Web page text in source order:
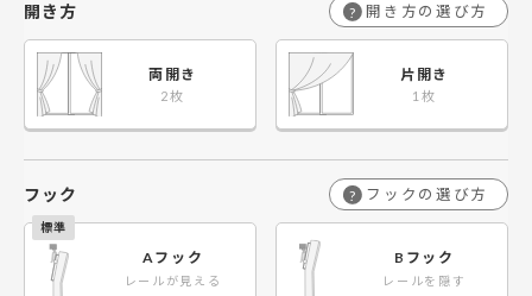
開き方 ? 開き方の選び方
両開き 片開き
フック ? フックの選び方
Aフック
レールが見える
Bフック
レールを隠す